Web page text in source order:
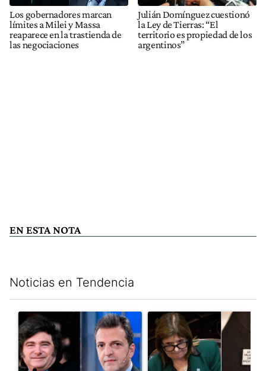
Los gobernadores marcan
límites a Milei y Massa
reaparece en la trastienda de
las negociaciones
Julián Domínguez cuestionó
la Ley de Tierras: “El
territorio es propiedad de los
argentinos”
EN ESTA NOTA
Noticias en Tendencia
Un artículo de tendencia con el título "Los gobernadores
Un artículo de tendencia con